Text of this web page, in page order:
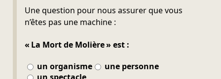
Une question pour nous assurer que vous
n’êtes pas une machine :
« La Mort de Molière » est :
un organisme
une personne
Ne pas remplir